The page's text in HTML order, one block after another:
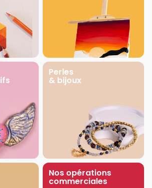
Perles
& bijoux
Nos opérations
commerciales